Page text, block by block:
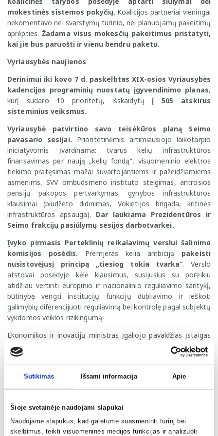
Sutikimas Išsami informacija Apie
Šioje svetainėje naudojami slapukai
Naudojame slapukus, kad galėtume suasmeninti turinį bei
skelbimus, teikti visuomeninės medijos funkcijas ir analizuoti
mokestinės sistemos pokyčių. Koalicijos partneriai vieningai
nekomentavo nei svarstymų turinio, nei planuojamų pakeitimų
aprėpties. Žadama visus mokesčių pakeitimus pristatyti,
kai jie bus paruošti ir vienu bendru paketu.
Vyriausybės naujienos
Derinimui iki kovo 7 d. paskelbtas XIX-osios Vyriausybės
kadencijos programinių nuostatų įgyvendinimo planas,
kurį sudaro 10 prioritetų, išskaidytų į505 atskirus
sisteminius veiksmus.
Vyriausybė patvirtino savo teisėkūros planą Seimo
pavasario sesijai. Prioritetinėmis artimiausiojo laikotarpio
iniciatyvomis įvardinama: tvarus kelių infrastruktūros
finansavimas per naują „kelių fondą“, visuomeninio elektros
tiekimo pratęsimas mažai suvartojantiems ir pažeidžiamiems
asmenims, SVV ombudsmeno instituto steigimas, antrosios
pensijų pakopos pertvarkymas, gynybos infrastruktūros
klausimai (biudžeto didinimas, Vokietijos brigada, kritinės
infrastruktūros apsauga). Dar laukiama Prezidentūros ir
Seimo frakcijų pasiūlymų sesijos darbotvarkei.
Įvyko pirmasis Perteklinių reikalavimų verslui šalinimo
komisijos posėdis. Premjeras kelia ambiciją pakeisti
nusistovėjusį principą „tiesiog tokia tvarka“. Verslo
atstovai posėdyje kėlė klausimus, susijusius su poreikiu
atidžiau vertinti europinio ir nacionalinio reguliavimo santykį,
būtinybę vengti institucijų funkcijų dubliavimo ir ieškoti
galimybių diferencijuoti reguliavimą bei kontrolę pagal subjektų
vykdomos veiklos rizikingumą.
Ekonomikos ir inovacijų ministras įgaliojo pavaldžias įstaigas
(Registrų centrą, Inovacijų agentūrą, Investuok Lietuvoje,
Centrinę pirkimų organizaciją ir kt.) iki balandžio 1 d. įvardinti
po tris daugiausiai administracinės naštos sukeliančias veiklas
ir pateikti pasiūlymus, kurie tą naštą sumažintų 30 proc.
Įstaigoms, kurios nesumažins biurokratinės naštos,
(tik iki kovo 10 d.) atliekamas ir ministerijos viduje – viešųjų
pirkimų, paramos administravimo ir licencijų išdavimo
supaprastinimo procesuose.